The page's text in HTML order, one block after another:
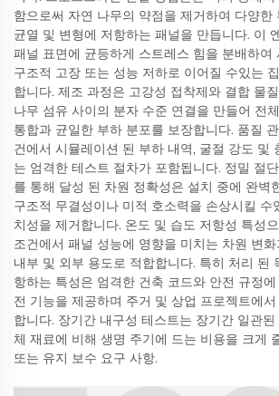
함으로써 자연 나무의 약점을 제거하여 다양한
균열 및 변형에 저항하는 패널을 만듭니다. 이
패널 표면에 균등하게 스트레스 힘을 분배하여
구조적 고장 또는 성능 저하로 이어질 수있는
합니다. 제조 과정은 고강성 접착제와 결합 물
나무 섬유 사이의 분자 수준 연결을 만들어 전
통합과 균일한 부하 분포를 보장합니다. 품질
건에서 시뮬레이션 된 부하 내역, 굴절 강도 및
는 엄격한 테스트 절차가 포함됩니다. 정밀 절
를 통해 달성 된 차원 정확성은 설치 중에 완벽
구조적 무결성이나 미적 호소력을 손상시킬 수
치성을 제거합니다. 온도 및 습도 저항성 특성
조건에서 패널 성능에 영향을 미치는 차원 변
내부 및 외부 용도로 적합합니다. 특히 처리 된
항하는 특성은 엄격한 건축 코드와 안전 규정
전 기능을 제공하며 주거 및 상업 프로젝트에
합니다. 장기간 내구성 테스트는 장기간 일관
체 재료에 비해 생명 주기에 드는 비용을 크게
또는 유지 보수 요구 사항.